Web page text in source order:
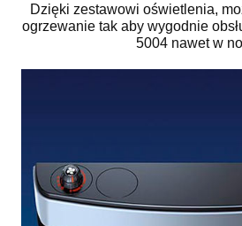
Dzięki zestawowi oświetlenia,
ogrzewanie tak aby wygodnie
5004 nawet w